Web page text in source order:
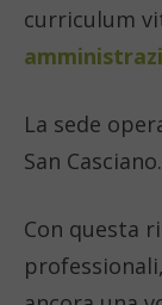
curriculum
La sede
San Casciano.
Con questa
professionali,